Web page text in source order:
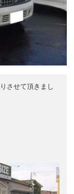
させて頂きまし